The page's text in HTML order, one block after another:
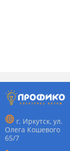
г. Иркутск, ул.
Олега Кошевого
65/7